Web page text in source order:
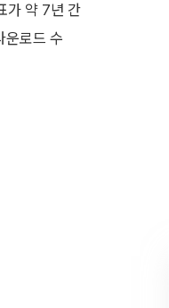
가 약 7년 간
운로드 수